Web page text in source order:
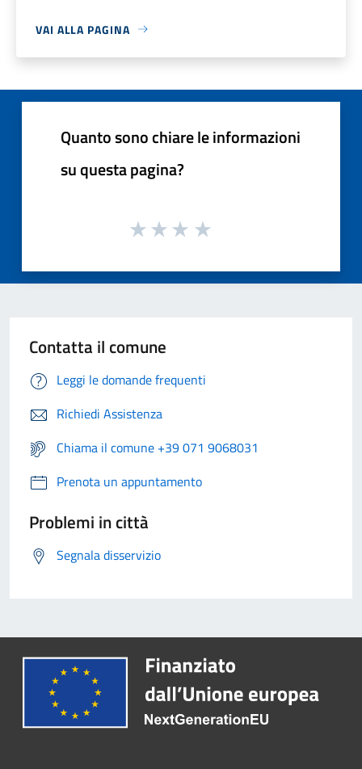
VAI ALLA PAGINA
Quanto sono chiare le informazioni
su questa pagina?
Contatta il comune
Leggi le domande frequenti
Richiedi Assistenza
Chiama il comune +39 071 9068031
Prenota un appuntamento
Problemi in città
Segnala disservizio